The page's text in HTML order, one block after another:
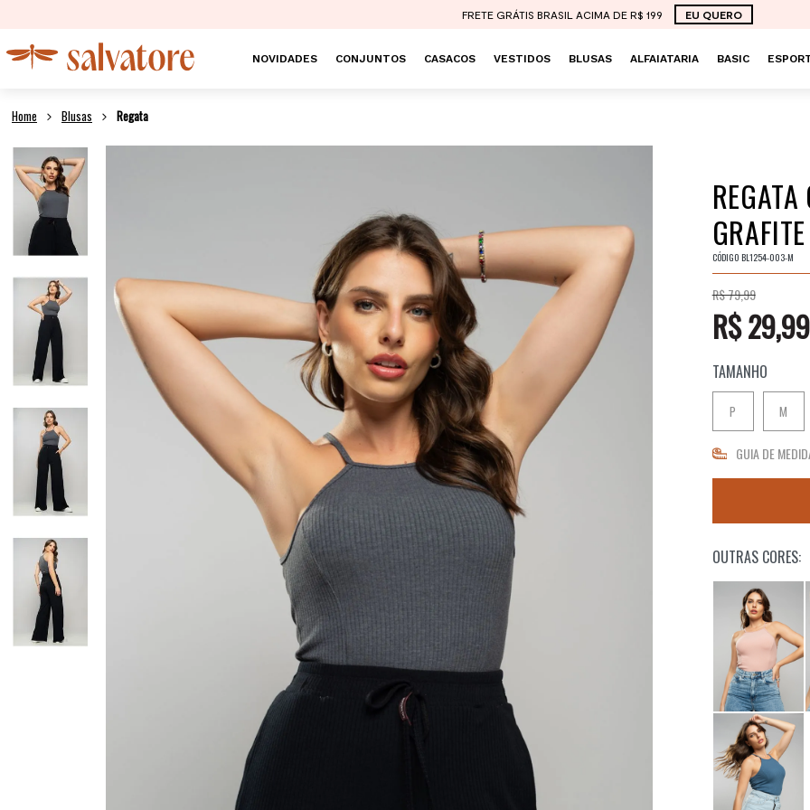
FRETE GRÁTIS BRASIL ACIMA DE R$ 199 EU QUERO
NOVIDADES CONJUNTOS CASACOS VESTIDOS BLUSAS ALFAIATARIA BASIC
Blusas Regata
CÓDIGO BL1254-003-M
R$ 79,99
R$ 29,99
TAMANHO
P M
GUIA DE
OUTRAS CORES: